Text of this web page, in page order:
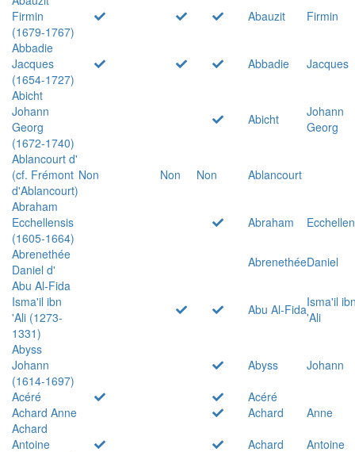
Firmin
(1679-1767)
Abauzit
Firmin
Abbadie
Jacques
(1654-1727)
Abbadie
Jacques
Abicht
Johann
Georg
(1672-1740)
Abicht
Johann
Georg
Ablancourt d'
(cf. Frémont
d'Ablancourt)
Non Non Non
Ablancourt
Abraham
Ecchellensis
(1605-1664)
Abraham
Abrenethée
Daniel d'
AbrenethéeDaniel
Abu Al-Fida
Isma'il ibn
'Ali (1273-
1331)
Abu Al-FidaIsma'il
'Ali
Abyss
Johann
(1614-1697)
Abyss
Johann
Acéré
Acéré
Achard Anne
Achard
Anne
Achard
Antoine
Achard
Antoine